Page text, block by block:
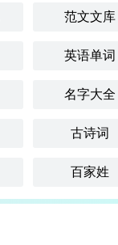
范文文库
英语单词
名字大全
古诗词
百家姓